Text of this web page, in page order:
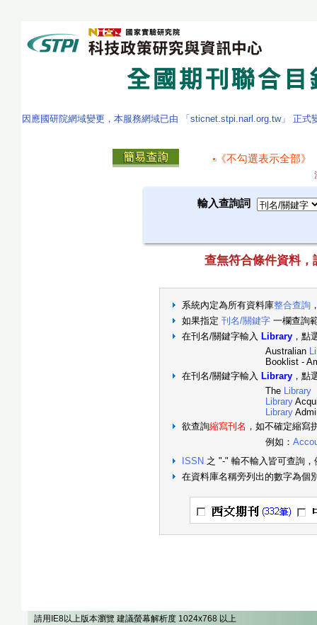
因應國研院網域變更，本服務網域已由 「sticnet.stpi.narl.org.tw」 正
《不勾選表示全部》
輸入查詢詞
查無符合條件資料
系統內定為所有資料庫整合查詢
如果指定刊名/關鍵字 一欄查詢
在刊名/關鍵字輸入 Library ，點
Australian
Booklist -
在刊名/關鍵字輸入 Library ，點
The Library
Library
Library
欲查詢縮寫刊名 ，如不確定縮寫
例如：
ISSN 之 "-" 輸不輸入皆可查詢
在資料庫名稱旁列出的數字為個
請用IE8以上版本瀏覽 建議螢幕解析度 1024x768 以上